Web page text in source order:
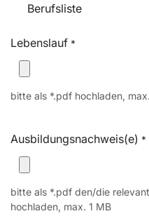
Berufsliste
Lebenslauf *
bitte als *.pdf hochladen,
Ausbildungsnachweis(e) *
bitte als *.pdf den/die
hochladen, max. 1 MB